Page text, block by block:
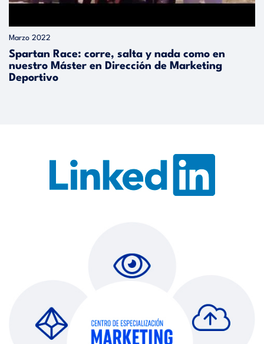
Marzo 2022
Spartan Race: corre, salta y nada como en
nuestro Máster en Dirección de Marketing
Deportivo